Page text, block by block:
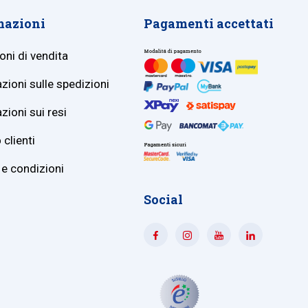
di vendita
sulle spedizioni
sui resi
clienti
condizioni
Pagamenti accettati
Social